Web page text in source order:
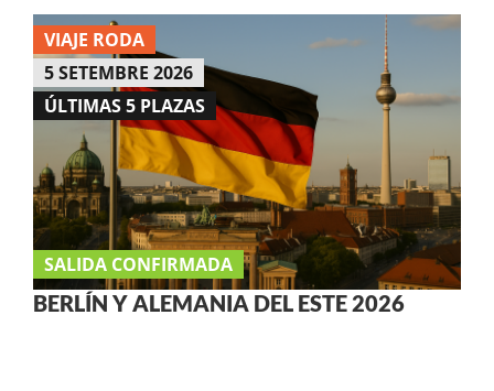
VIAJE RODA
ÚLTIMAS 5 PLAZAS
SALIDA CONFIRMADA
5 SETEMBRE 2026
BERLÍN Y ALEMANIA DEL ESTE 2026